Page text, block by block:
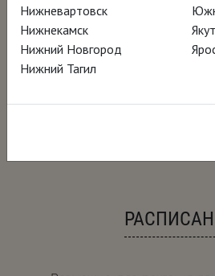
Нижневартовск
Нижнекамск
Нижний Новгород
Нижний Тагил